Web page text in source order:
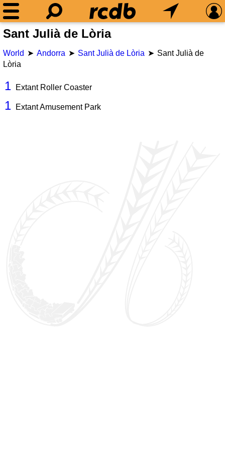
Sant Julià de Lòria
World Andorra Sant Julià de Lòria
Sant Julià de
Lòria
1 Extant Roller Coaster
1 Extant Amusement Park